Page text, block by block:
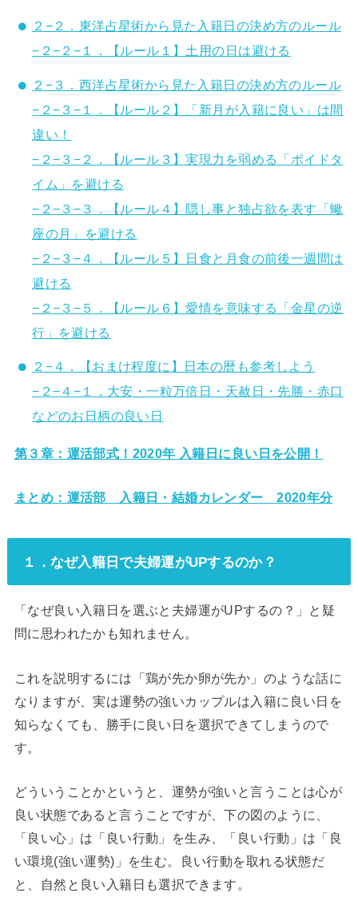
２−２．東洋占星術から見た入籍日の決め方のルール
−２−２−１．【ルール１】土用の日は避ける
２−３．西洋占星術から見た入籍日の決め方のルール
−２−３−１．【ルール２】「新月が入籍に良い」は間
違い！
−２−３−２．【ルール３】実現力を弱める「ボイドタ
イム」を避ける
−２−３−３．【ルール４】隠し事と独占欲を表す「蠍
座の月」を避ける
−２−３−４．【ルール５】日食と月食の前後一週間は
避ける
−２−３−５．【ルール６】愛情を意味する「金星の逆
行」を避ける
２−４．【おまけ程度に】日本の暦も参考しよう
−２−４−１．大安・一粒万倍日・天赦日・先勝・赤口
などのお日柄の良い日
第３章：運活部式！2020年 入籍日に良い日を公開！
まとめ：運活部 入籍日・結婚カレンダー 2020年分
１．なぜ入籍日で夫婦運がUPするのか？
「なぜ良い入籍日を選ぶと夫婦運がUPするの？」と疑
問に思われたかも知れません。
これを説明するには「鶏が先か卵が先か」のような話に
なりますが、実は運勢の強いカップルは入籍に良い日を
知らなくても、勝手に良い日を選択できてしまうので
す。
どういうことかというと、運勢が強いと言うことは心が
良い状態であると言うことですが、下の図のように、
「良い心」は「良い行動」を生み、「良い行動」は「良
い環境(強い運勢)」を生む。良い行動を取れる状態だ
と、自然と良い入籍日も選択できます。